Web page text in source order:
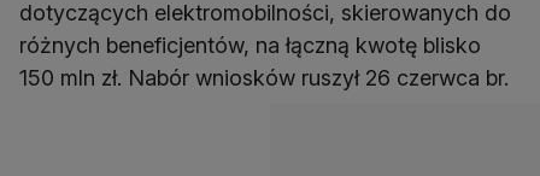
dotyczących elektromobilności, skierowanych do
różnych beneficjentów, na łączną kwotę blisko
150 mln zł. Nabór wniosków ruszył 26 czerwca br.